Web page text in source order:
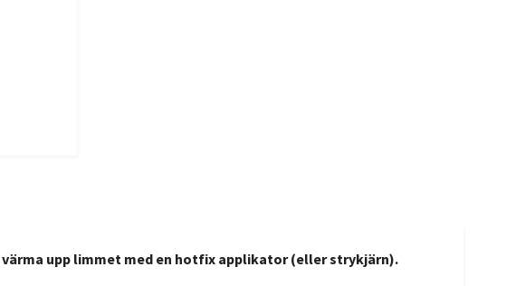
upp limmet med en hotfix applikator (eller strykjärn).